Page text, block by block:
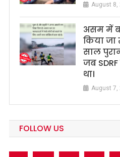
August 8,
असम में
किया जा
साल
जब
था।
August 7,
FOLLOW US